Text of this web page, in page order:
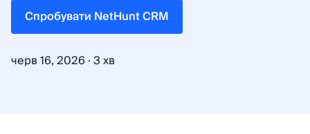
Cпробувати NetHunt CRM
черв 16, 2026 ·3 хв